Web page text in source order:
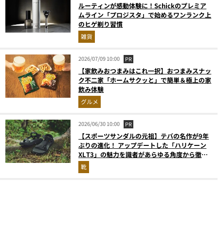
ルーティンが感動体験に！Schickのプレミア
ムライン「プロジスタ」で始めるワンランク上
のヒゲ剃り習慣
雑貨
2026/07/09 10:00 PR
【家飲みおつまみはこれ一択】おつまみスナッ
ク不二家「ホームサクッと」で簡単＆極上の家
飲み体験
グルメ
2026/06/30 10:00 PR
【スポーツサンダルの元祖】テバの名作が9年
ぶりの進化！ アップデートした「ハリケーン
XLT3」の魅力を識者があらゆる角度から徹底
解説！
靴